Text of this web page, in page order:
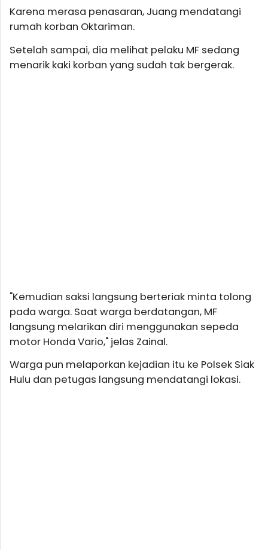
Karena merasa penasaran, Juang mendatangi
rumah korban Oktariman.
Setelah sampai, dia melihat pelaku MF sedang
menarik kaki korban yang sudah tak bergerak.
"Kemudian saksi langsung berteriak minta tolong
pada warga. Saat warga berdatangan, MF
langsung melarikan diri menggunakan sepeda
motor Honda Vario," jelas Zainal.
Warga pun melaporkan kejadian itu ke Polsek Siak
Hulu dan petugas langsung mendatangi lokasi.